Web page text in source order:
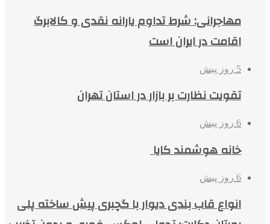
مهاجرانی: شرط تداوم یارانه نقدی و کالابرگ
اقامت در ایران است
5 روز پیش
تقویت نظارت بر بازار در استان تهران
6 روز پیش
خانه هوشمند کایا
6 روز پیش
انواع قاب بندی دیوار با گچبری پیش ساخته پلی